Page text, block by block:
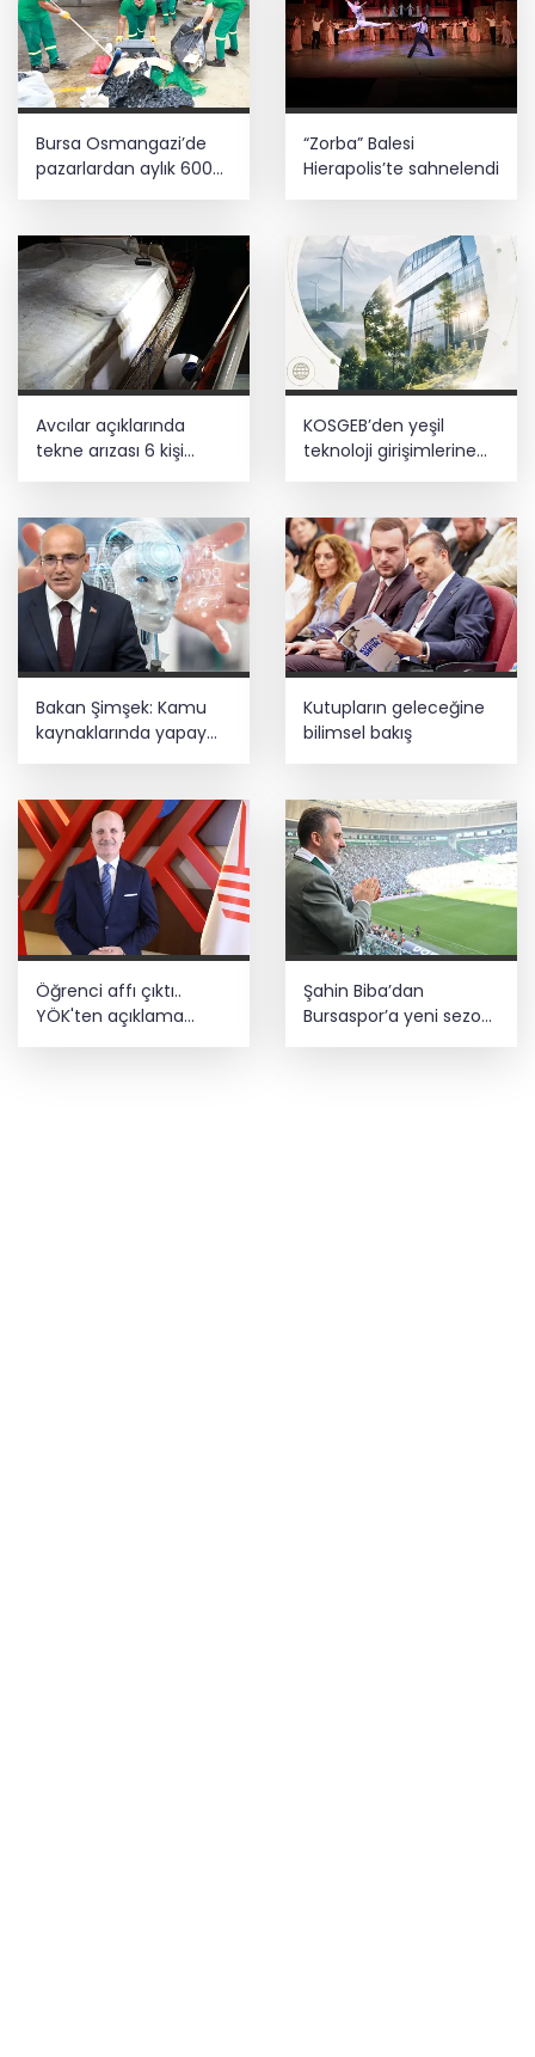
Bursa Osmangazi’de
pazarlardan aylık 600
“Zorba” Balesi
Hierapolis’te sahnelendi
Avcılar açıklarında
tekne arızası 6 kişi
KOSGEB’den yeşil
teknoloji girişimlerine
Bakan Şimşek: Kamu
kaynaklarında yapay
zekâ dönemi
Kutupların geleceğine
bilimsel bakış
Öğrenci affı çıktı..
YÖK'ten açıklama
Şahin Biba’dan
Bursaspor’a yeni sezon